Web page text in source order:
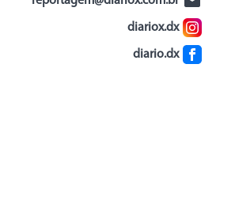
diariox.dx
diario.dx